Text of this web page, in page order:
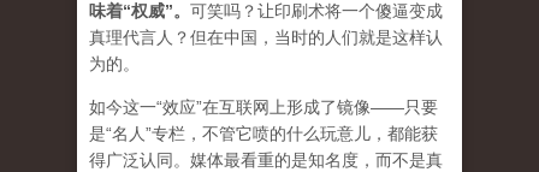
味着“权威”。 可笑吗？让印刷术将一个傻逼变成
真理代言人？但在中国，当时的人们就是这样认
为的。
如今这一“效应”在互联网上形成了镜像——只要
是“名人”专栏，不管它喷的什么玩意儿，都能获
得广泛认同。媒体最看重的是知名度，而不是真